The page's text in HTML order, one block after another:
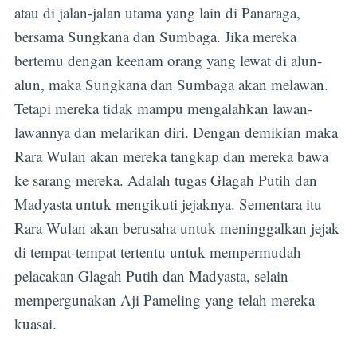
atau di jalan-jalan utama yang lain di Panaraga,
bersama Sungkana dan Sumbaga. Jika mereka
bertemu dengan keenam orang yang lewat di alun-
alun, maka Sungkana dan Sumbaga akan melawan.
Tetapi mereka tidak mampu mengalahkan lawan-
lawannya dan melarikan diri. Dengan demikian maka
Rara Wulan akan mereka tangkap dan mereka bawa
ke sarang mereka. Adalah tugas Glagah Putih dan
Madyasta untuk mengikuti jejaknya. Sementara itu
Rara Wulan akan berusaha untuk meninggalkan jejak
di tempat-tempat tertentu untuk mempermudah
pelacakan Glagah Putih dan Madyasta, selain
mempergunakan Aji Pameling yang telah mereka
kuasai.